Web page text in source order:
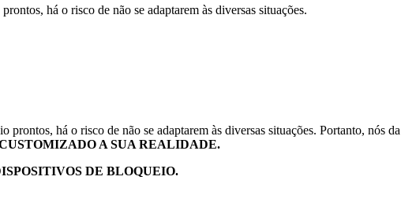
há o risco de não se adaptarem às diversas situações.
há o risco de não se adaptarem às diversas situações. Portanto, nós da
A SUA REALIDADE.
DE BLOQUEIO.